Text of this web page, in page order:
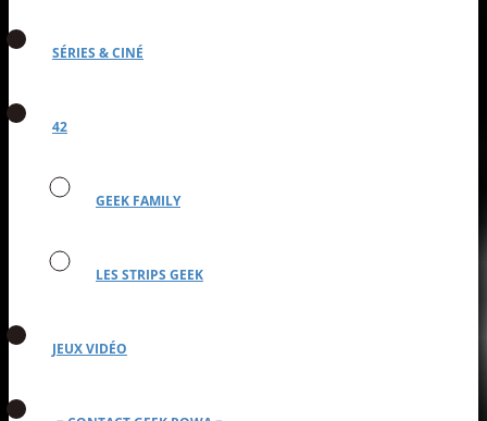
SÉRIES & CINÉ
42
GEEK FAMILY
LES STRIPS GEEK
JEUX VIDÉO